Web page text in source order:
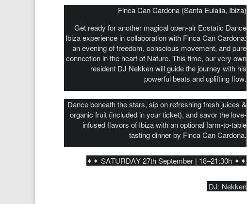
Finca Can Cardona (Santa Eulalia, Ibiza)
Get ready for another magical open-air Ecstatic Dance
Ibiza experience in collaboration with Finca Can Cardona:
an evening of freedom, conscious movement, and pure
connection in the heart of Nature. This time, our very own
resident DJ Nekken will guide the journey with his
powerful beats and uplifting flow.
Dance beneath the stars, sip on refreshing fresh juices &
organic fruit (included in your ticket), and savor the love-
infused flavors of Ibiza with an optional farm-to-table
tasting dinner by Finca Can Cardona.
✦✦ SATURDAY 27th September | 18–21:30h ✦✦
DJ: Nekken